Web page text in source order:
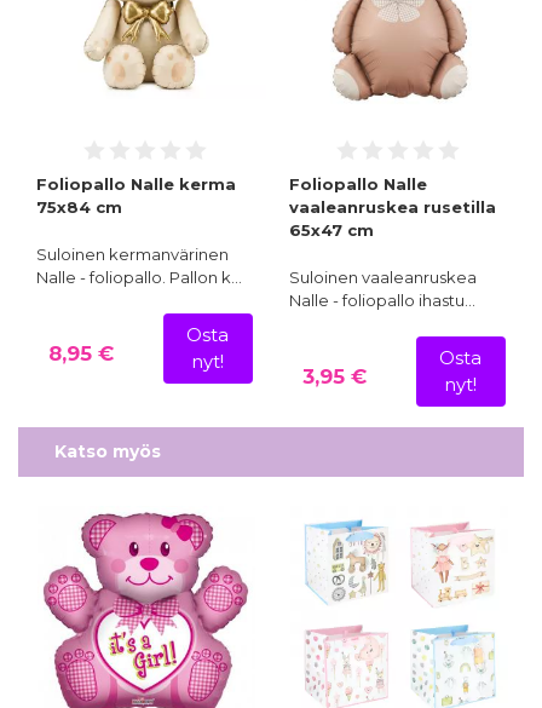
Foliopallo Nalle kerma
75x84 cm
Suloinen kermanvärinen
Nalle - foliopallo. Pallon k…
8,95 €
Osta
nyt!
Foliopallo Nalle
vaaleanruskea rusetilla
65x47 cm
Suloinen vaaleanruskea
Nalle - foliopallo ihastu…
3,95 €
Osta
nyt!
Katso myös